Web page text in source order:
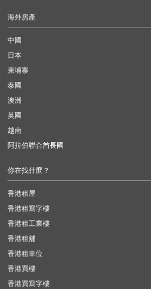
海外房產
中國
日本
柬埔寨
泰國
澳洲
英國
越南
阿拉伯聯合酋長國
你在找什麼？
香港租屋
香港租寫字樓
香港租工業樓
香港租舖
香港租車位
香港買樓
香港買寫字樓